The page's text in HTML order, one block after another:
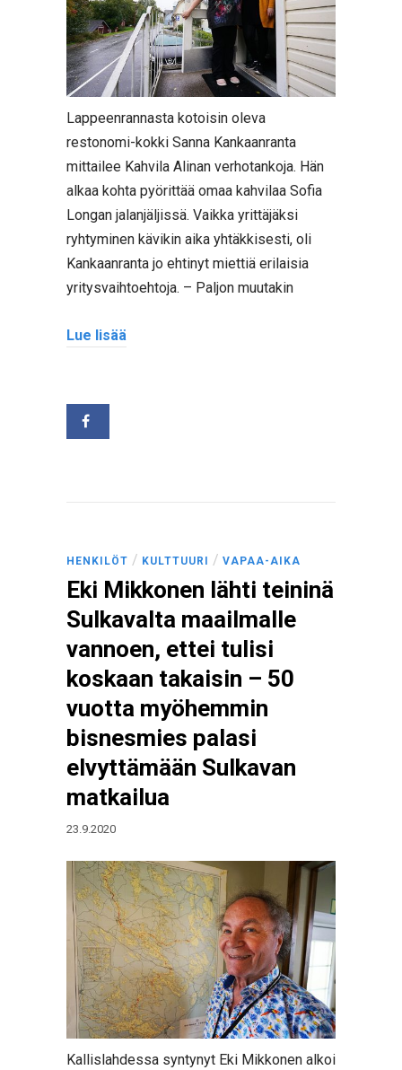
Lappeenrannasta kotoisin oleva
restonomi-kokki Sanna Kankaanranta
mittailee Kahvila Alinan verhotankoja. Hän
alkaa kohta pyörittää omaa kahvilaa Sofia
Longan jalanjäljissä. Vaikka yrittäjäksi
ryhtyminen kävikin aika yhtäkkisesti, oli
Kankaanranta jo ehtinyt miettiä erilaisia
yritysvaihtoehtoja. – Paljon muutakin
Lue lisää
HENKILÖT / KULTTUURI / VAPAA-AIKA
Eki Mikkonen lähti teininä
Sulkavalta maailmalle
vannoen, ettei tulisi
koskaan takaisin – 50
vuotta myöhemmin
bisnesmies palasi
elvyttämään Sulkavan
matkailua
23.9.2020
Kallislahdessa syntynyt Eki Mikkonen alkoi